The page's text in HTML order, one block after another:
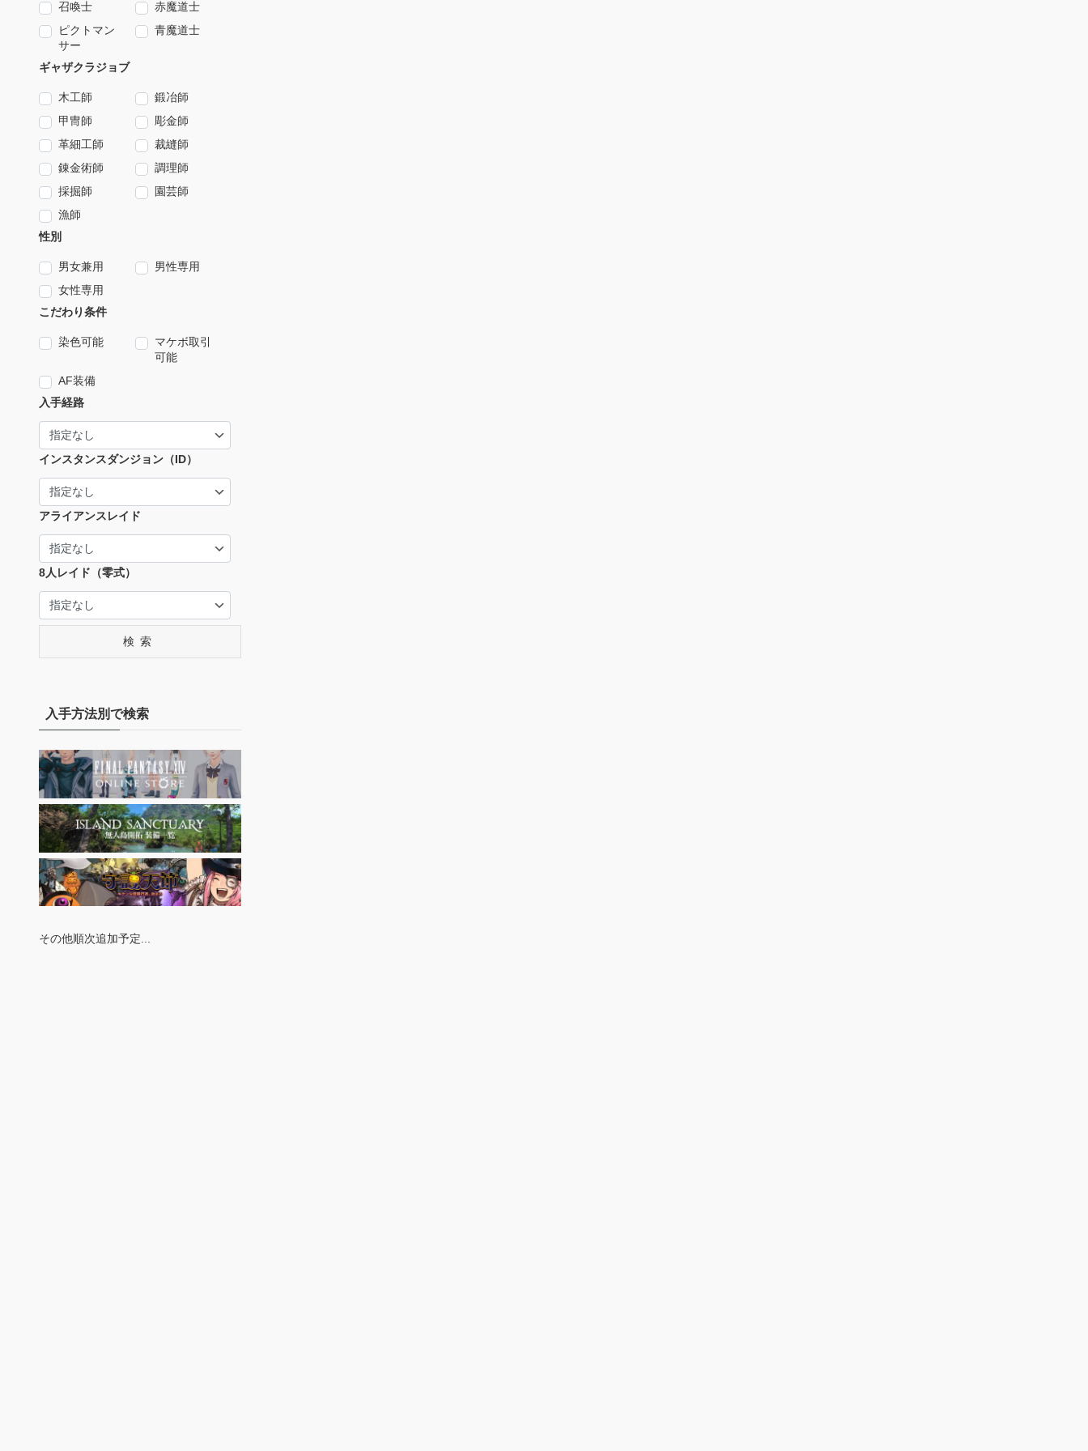
召喚士
赤魔道士
ピクトマン
サー
青魔道士
ギャザクラジョブ
木工師
鍛冶師
甲冑師
彫金師
革細工師
裁縫師
錬金術師
調理師
採掘師
園芸師
漁師
性別
男女兼用
男性専用
女性専用
こだわり条件
染色可能
マケボ取引
可能
AF装備
入手経路
インスタンスダンジョン（ID）
アライアンスレイド
8人レイド（零式）
検索
入手方法別で検索
その他順次追加予定...